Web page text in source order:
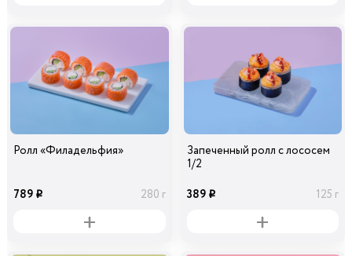
Ролл «Филадельфия»
789 i 280 г
Запеченный ролл с лососем
1/2
389 i 125 г